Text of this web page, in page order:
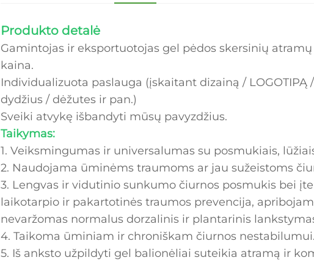
Produkto detalė
Gamintojas ir eksportuotojas gel pėdos skersinių
kaina.
Individualizuota paslauga (įskaitant dizainą /
dydžius / dėžutes ir pan.)
Sveiki atvykę išbandyti mūsų pavyzdžius.
Taikymas:
1. Veiksmingumas ir universalumas su posmukiais,
2. Naudojama ūminėms traumoms ar jau sužeistoms
3. Lengvas ir vidutinio sunkumo čiurnos posmukis bei
laikotarpio ir pakartotinės traumos prevencija,
nevaržomas normalus dorzalinis ir plantarinis
4. Taikoma ūminiam ir chroniškam čiurnos nestabilumui.
5. Iš anksto užpildyti gel balionėliai suteikia atramą ir